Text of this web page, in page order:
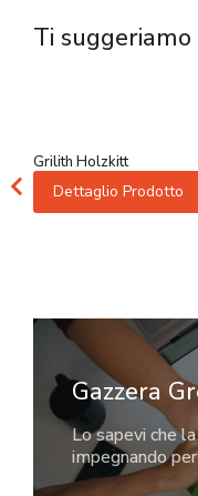
Ti suggeriamo
Grilith Holzkitt
Dettaglio Prodotto
Gazzera
Lo sapevi che
impegnando